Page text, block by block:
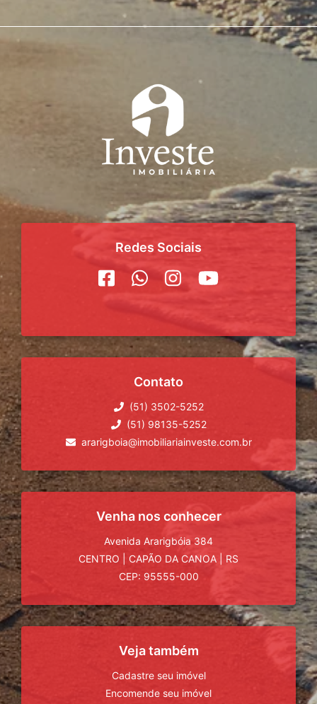
Redes Sociais
Contato
(51) 3502-5252
(51) 98135-5252
ararigboia@imobiliariainveste.com.br
Venha nos conhecer
Avenida Ararigbóia 384
CENTRO
CAPÃO DA CANOA
RS
CEP: 95555-000
Veja também
Cadastre seu imóvel
Encomende seu imóvel